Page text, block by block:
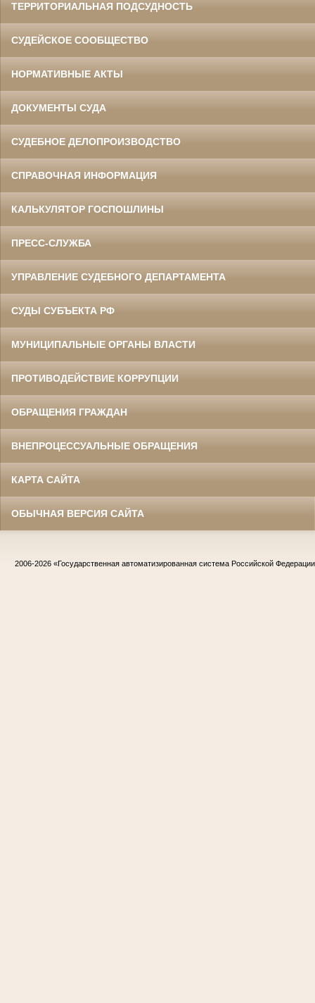
ТЕРРИТОРИАЛЬНАЯ ПОДСУДНОСТЬ
СУДЕЙСКОЕ СООБЩЕСТВО
НОРМАТИВНЫЕ АКТЫ
ДОКУМЕНТЫ СУДА
СУДЕБНОЕ ДЕЛОПРОИЗВОДСТВО
СПРАВОЧНАЯ ИНФОРМАЦИЯ
КАЛЬКУЛЯТОР ГОСПОШЛИНЫ
ПРЕСС-СЛУЖБА
УПРАВЛЕНИЕ СУДЕБНОГО ДЕПАРТАМЕНТА
СУДЫ СУБЪЕКТА РФ
МУНИЦИПАЛЬНЫЕ ОРГАНЫ ВЛАСТИ
ПРОТИВОДЕЙСТВИЕ КОРРУПЦИИ
ОБРАЩЕНИЯ ГРАЖДАН
ВНЕПРОЦЕССУАЛЬНЫЕ ОБРАЩЕНИЯ
КАРТА САЙТА
ОБЫЧНАЯ ВЕРСИЯ САЙТА
2006-2026 «Государственная автоматизированная система Российской